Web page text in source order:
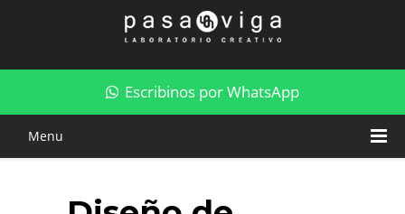
Diseño de Paginas Web en Zona Norte
Escribinos por WhatsApp
Menu